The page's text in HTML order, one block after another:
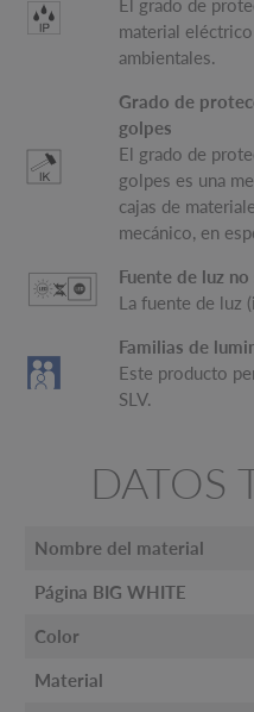
El grado de
material
ambientales.
Grado de
golpes
El grado de
golpes es una
cajas de
mecánico, en
Fuente de luz
La fuente de luz
Familias de
Este producto
SLV.
DATOS
Nombre del material
Página BIG WHITE
Color
Material